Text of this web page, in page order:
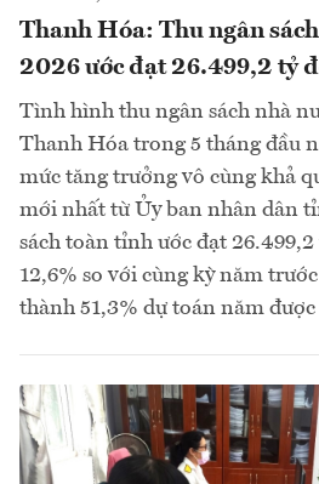
Thanh Hóa: Thu ngân
2026 ước đạt 26.499,2 tỷ
Tình hình thu ngân sách nhà
Thanh Hóa trong 5 tháng đầu
mức tăng trưởng vô cùng khả
mới nhất từ Ủy ban nhân dân
sách toàn tỉnh ước đạt
12,6% so với cùng kỳ năm
thành 51,3% dự toán năm được